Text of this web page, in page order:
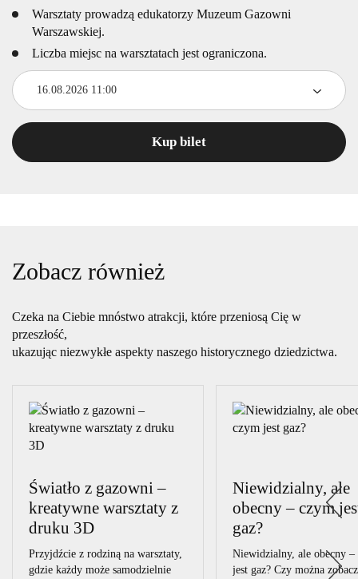
Warsztaty prowadzą edukatorzy Muzeum Gazowni
Warszawskiej.
Liczba miejsc na warsztatach jest ograniczona.
16.08.2026 11:00
Kup bilet
Zobacz również
Czeka na Ciebie mnóstwo atrakcji, które przeniosą Cię w
przeszłość,
ukazując niezwykłe aspekty naszego historycznego dziedzictwa.
Światło z gazowni –
kreatywne warsztaty z
druku 3D
Przyjdźcie z rodziną na warsztaty,
gdzie każdy może samodzielnie
Niewidzialny, ale
obecny – czym
gaz?
Niewidzialny, ale obecny –
jest gaz? Czy można